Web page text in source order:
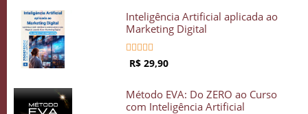
Inteligência Artificial aplicada ao
Marketing Digital

R$ 29,90
Método EVA: Do ZERO ao Curso
com Inteligência Artificial